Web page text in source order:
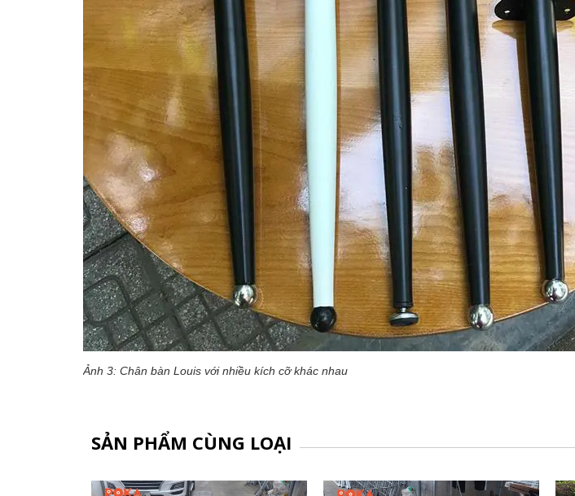
Ảnh 3: Chân bàn Louis với nhiều kích cỡ khác nhau
SẢN PHẨM CÙNG LOẠI